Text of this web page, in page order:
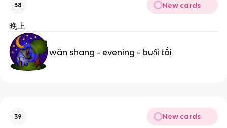
38 New cards
晚上
wǎn shang - evening - buổi tối
39 New cards